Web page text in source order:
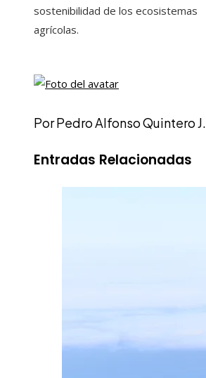
sostenibilidad de los ecosistemas
agrícolas.
Por Pedro Alfonso Quintero J.
Entradas Relacionadas